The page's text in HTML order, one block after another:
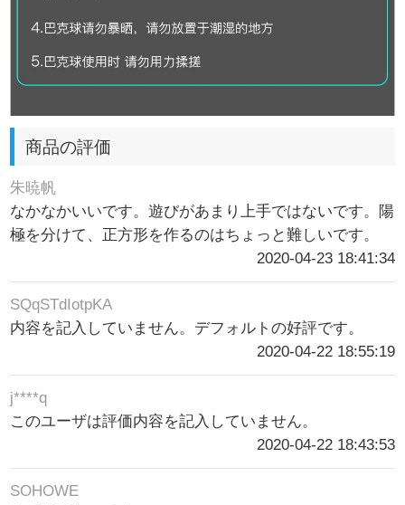
商品の評価
朱暁帆
なかなかいいです。遊びがあまり上手ではないです。陽
極を分けて、正方形を作るのはちょっと難しいです。
2020-04-23 18:41:34
SQqSTdIotpKA
内容を記入していません。デフォルトの好評です。
2020-04-22 18:55:19
j****q
このユーザは評価内容を記入していません。
2020-04-22 18:43:53
SOHOWE